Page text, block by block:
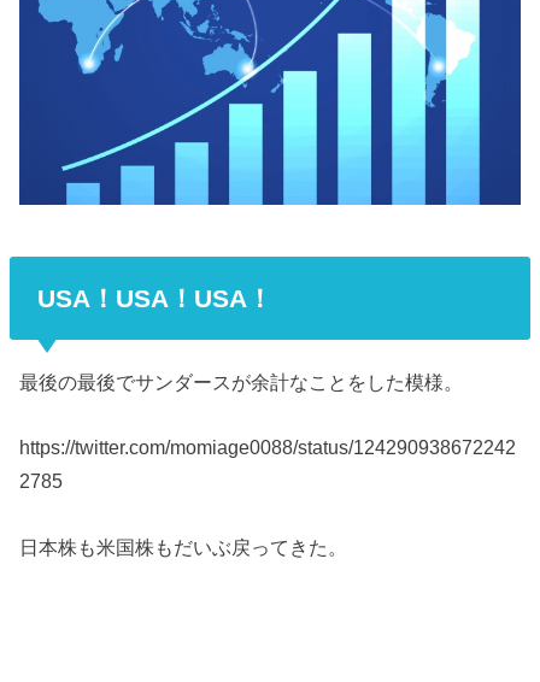
USA！USA！USA！
最後の最後でサンダースが余計なことをした模様。
https://twitter.com/momiage0088/status/124290938672242
2785
日本株も米国株もだいぶ戻ってきた。